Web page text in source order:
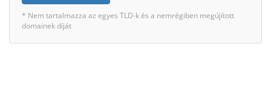
* Nem tartalmazza az egyes TLD-k és a nemrégiben megújított
domainek díját